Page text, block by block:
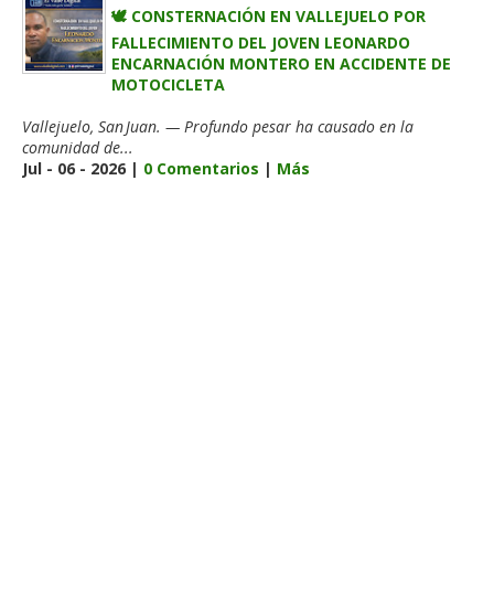
🕊️ CONSTERNACIÓN EN VALLEJUELO POR
FALLECIMIENTO DEL JOVEN LEONARDO
ENCARNACIÓN MONTERO EN ACCIDENTE DE
MOTOCICLETA
Vallejuelo, San Juan. — Profundo pesar ha causado en la
comunidad de...
Jul - 06 - 2026 | 0 Comentarios | Más